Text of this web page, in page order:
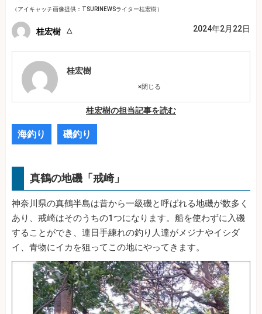
（アイキャッチ画像提供：TSURINEWSライター桂宏樹）
桂宏樹 2024年2月22日
桂宏樹
桂宏樹の担当記事を読む
×閉じる
海釣り 磯釣り
真鶴の地磯「戒崎」
神奈川県の真鶴半島は昔から一級磯と呼ばれる地磯が数多く
あり、戒崎はそのうちの1つになります。船を使わずに入磯
することができ、連日手練れの釣り人達がメジナやイシダ
イ、青物にイカを狙ってこの地にやってきます。